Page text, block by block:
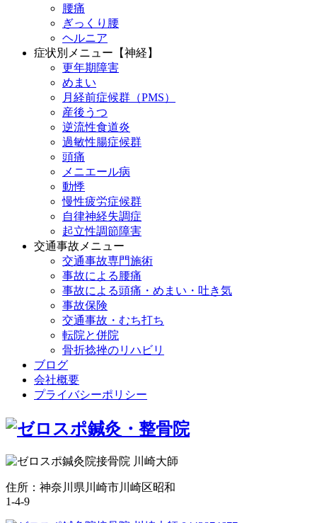
腰痛
ぎっくり腰
ヘルニア
症状別メニュー【神経】
更年期障害
めまい
月経前症候群（PMS）
産後うつ
逆流性食道炎
過敏性腸症候群
頭痛
メニエール病
動悸
慢性疲労症候群
自律神経失調症
起立性調節障害
交通事故メニュー
交通事故専門施術
事故による腰痛
事故による頭痛・めまい・吐き気
事故保険
交通事故・むち打ち
転院と併院
骨折捻挫のリハビリ
ブログ
会社概要
プライバシーポリシー
住所：神奈川県川崎市川崎区昭和
1-4-9